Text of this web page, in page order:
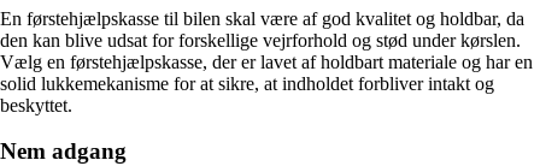
En førstehjælpskasse til bilen skal være af god kvalitet og holdbar, da
den kan blive udsat for forskellige vejrforhold og stød under kørslen.
Vælg en førstehjælpskasse, der er lavet af holdbart materiale og har en
solid lukkemekanisme for at sikre, at indholdet forbliver intakt og
beskyttet.
Nem adgang